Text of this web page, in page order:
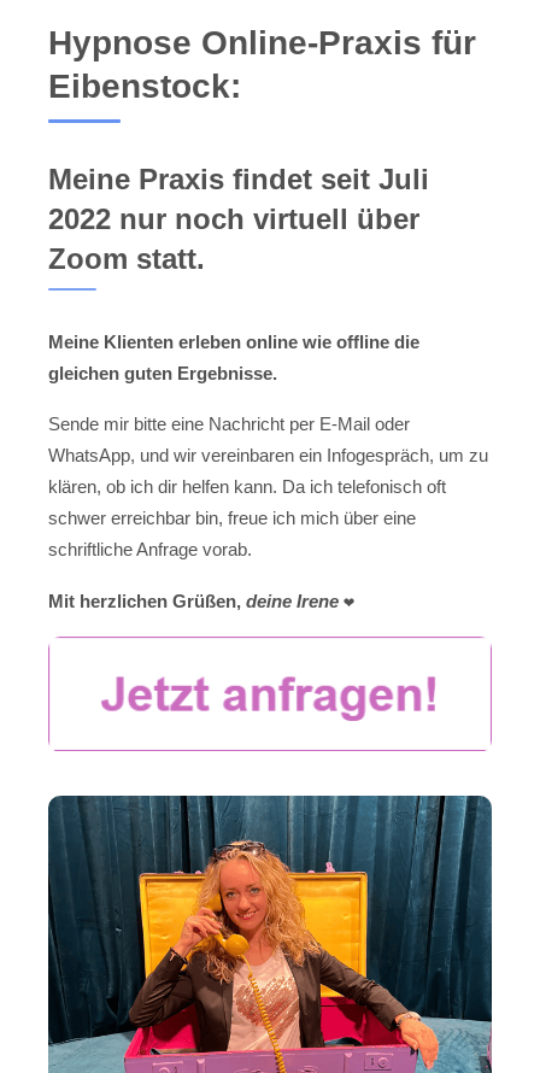
Hypnose Online-Praxis für
Eibenstock:
Meine Praxis findet seit Juli
2022 nur noch virtuell über
Zoom statt.
Meine Klienten erleben online wie offline die
gleichen guten Ergebnisse.
Sende mir bitte eine Nachricht per E-Mail oder
WhatsApp, und wir vereinbaren ein Infogespräch, um zu
klären, ob ich dir helfen kann. Da ich telefonisch oft
schwer erreichbar bin, freue ich mich über eine
schriftliche Anfrage vorab.
Mit herzlichen Grüßen, deine Irene ❤️